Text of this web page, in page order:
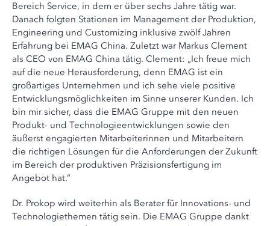
Bereich Service, in dem er über sechs Jahre tätig war.
Danach folgten Stationen im Management der Produktion,
Engineering und Customizing inklusive zwölf Jahren
Erfahrung bei EMAG China. Zuletzt war Markus Clement
als CEO von EMAG China tätig. Clement: „Ich freue mich
auf die neue Herausforderung, denn EMAG ist ein
großartiges Unternehmen und ich sehe viele positive
Entwicklungsmöglichkeiten im Sinne unserer Kunden. Ich
bin mir sicher, dass die EMAG Gruppe mit den neuen
Produkt- und Technologieentwicklungen sowie den
äußerst engagierten Mitarbeiterinnen und Mitarbeitern
die richtigen Lösungen für die Anforderungen der Zukunft
im Bereich der produktiven Präzisionsfertigung im
Angebot hat.“
Dr. Prokop wird weiterhin als Berater für Innovations- und
Technologiethemen tätig sein. Die EMAG Gruppe dankt